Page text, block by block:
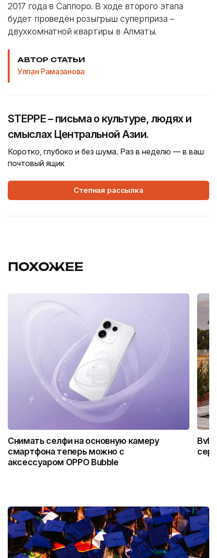
2017 года в Саппоро. В ходе второго этапа
будет проведён розыгрыш суперприза –
двухкомнатной квартиры в Алматы.
АВТОР СТАТЬИ
Улпан Рамазанова
STEPPE – письма о культуре, людях и
смыслах Центральной Азии.
Коротко, глубоко и без шума. Раз в неделю — в ваш
почтовый ящик
Степная рассылка
ПОХОЖЕЕ
Снимать селфи на основную камеру
смартфона теперь можно с
аксессуаром OPPO Bubble